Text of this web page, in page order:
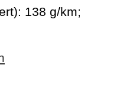
138 g/km;